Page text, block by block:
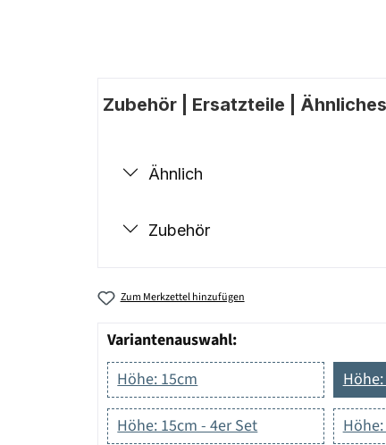
Zubehör | Ersatzteile |
Ähnlich
Zubehör
Zum Merkzettel hinzufügen
Variantenauswahl:
Höhe: 15cm
Höhe: 15cm - 4er Set